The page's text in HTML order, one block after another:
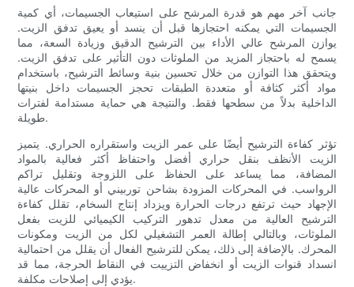
جانب آخر مهم هو قدرة المرشح على استيعاب الجسيمات، أي كمية
الجسيمات التي يمكنه احتجازها قبل أن ينسد أو يعيق تدفق الزيت.
يوازن المرشح عالي الأداء بين الترشيح الدقيق وزيادة السعة، مما
يسمح له باحتجاز المزيد من الملوثات دون التأثير على تدفق الزيت.
ويتحقق هذا التوازن من خلال تحسين بنية وسائط الترشيح، باستخدام
مواد أكثر كثافة أو متعددة الطبقات تحجز الجسيمات داخل بنيتها
الداخلية بدلاً من سطحها فقط. والنتيجة هي حماية مستدامة لفترات
طويلة.
تؤثر كفاءة الترشيح أيضًا على عمر الزيت واستقراره الحراري. يتميز
الزيت الأنظف بنقل حراري أفضل واحتفاظ أكثر فعالية بالمواد
المضافة، مما يساعد على الحفاظ على اللزوجة وتقليل تراكم
الرواسب. في المحركات المزودة بشاحن توربيني أو المحركات عالية
الإجهاد حيث ترتفع درجات الحرارة ويزداد إنتاج السخام، تقلل كفاءة
الترشيح العالية من معدل تدهور التركيب الكيميائي للزيت بفعل
الملوثات، وبالتالي إطالة العمر التشغيلي لكل من الزيت ومكونات
المحرك. بالإضافة إلى ذلك، يمكن للترشيح الفعال أن يقلل من احتمالية
انسداد قنوات الزيت أو انخفاض التزييت في النقاط الحرجة، مما قد
يؤدي إلى إصلاحات مكلفة.